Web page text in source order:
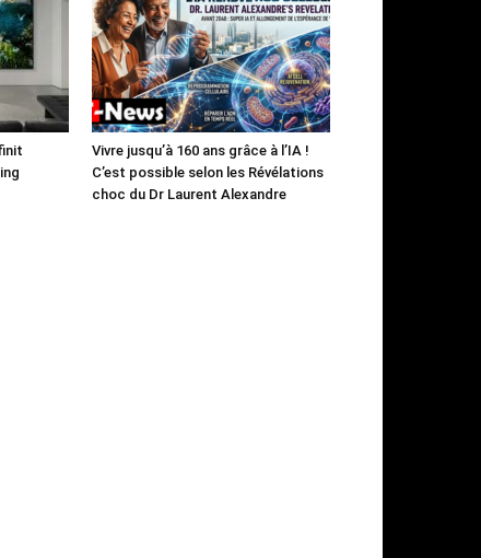
Vivre jusqu’à 160 ans grâce à l’IA !
C’est possible selon les Révélations
choc du Dr Laurent Alexandre